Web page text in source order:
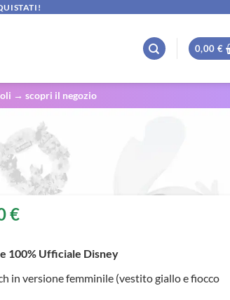
0,00 €
→ scopri il negozio
€.
€Il
attuale
è:
17,90 €.
100% Ufficiale Disney
in versione femminile (vestito giallo e fiocco